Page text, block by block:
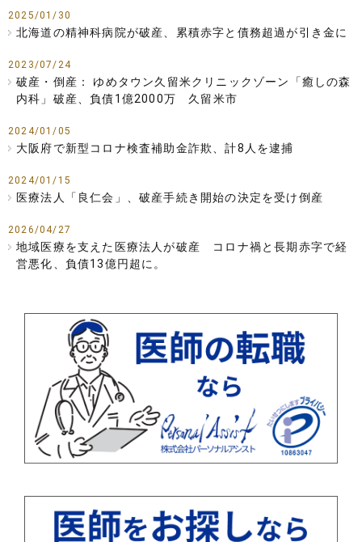
2025/01/30
北海道の精神科病院が破産、累積赤字と債務超過が引き金に
2023/07/24
破産・倒産： ゆめタウン久留米クリニックゾーン「癒しの森
内科」破産、負債1億2000万 久留米市
2024/01/05
大阪府で新型コロナ検査補助金詐欺、計8人を逮捕
2024/01/15
医療法人「良仁会」、破産手続き開始の決定を受け倒産
2026/04/27
地域医療を支えた医療法人が破産 コロナ禍と長期赤字で経
営悪化、負債13億円超に。